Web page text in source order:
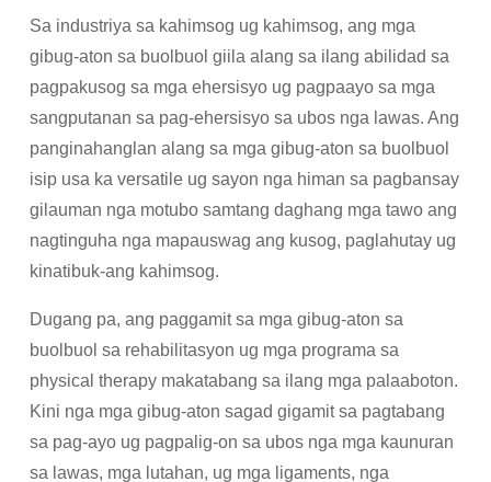
Sa industriya sa kahimsog ug kahimsog, ang mga
gibug-aton sa buolbuol giila alang sa ilang abilidad sa
pagpakusog sa mga ehersisyo ug pagpaayo sa mga
sangputanan sa pag-ehersisyo sa ubos nga lawas. Ang
panginahanglan alang sa mga gibug-aton sa buolbuol
isip usa ka versatile ug sayon ​​​​nga himan sa pagbansay
gilauman nga motubo samtang daghang mga tawo ang
nagtinguha nga mapauswag ang kusog, paglahutay ug
kinatibuk-ang kahimsog.
Dugang pa, ang paggamit sa mga gibug-aton sa
buolbuol sa rehabilitasyon ug mga programa sa
physical therapy makatabang sa ilang mga palaaboton.
Kini nga mga gibug-aton sagad gigamit sa pagtabang
sa pag-ayo ug pagpalig-on sa ubos nga mga kaunuran
sa lawas, mga lutahan, ug mga ligaments, nga